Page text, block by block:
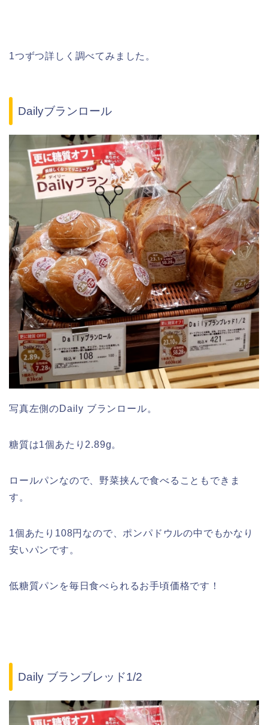
1つずつ詳しく調べてみました。
Dailyブランロール
写真左側のDaily ブランロール。
糖質は1個あたり2.89g。
ロールパンなので、野菜挟んで食べることもできま
す。
1個あたり108円なので、ポンパドウルの中でもかなり
安いパンです。
低糖質パンを毎日食べられるお手頃価格です！
Daily ブランブレッド1/2